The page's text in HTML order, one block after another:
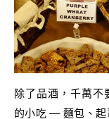
除了品酒，千萬
的小吃 — 麵包、起